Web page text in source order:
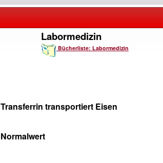
Labormedizin
Bücherliste: Labormedizin
Transferrin transportiert Eisen
Normalwert